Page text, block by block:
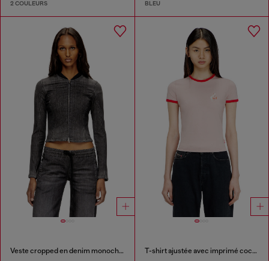
2 COULEURS BLEU
Veste cropped en denim monochrome T-shirt ajustée avec imprimé cochon